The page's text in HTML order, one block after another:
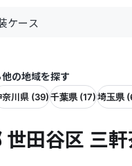
の地域を探す
奈川県 (39)千葉県 (17)埼玉県
世田谷区 三